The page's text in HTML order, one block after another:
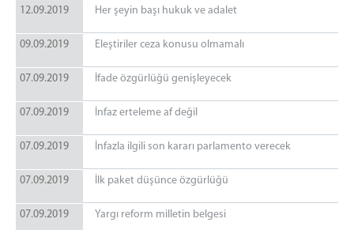
12.09.2019 Her şeyin başı hukuk ve adalet
09.09.2019 Eleştiriler ceza konusu olmamalı
07.09.2019 İfade özgürlüğü genişleyecek
07.09.2019 İnfaz erteleme af değil
07.09.2019 İnfazla ilgili son kararı parlamento verecek
07.09.2019 İlk paket düşünce özgürlüğü
07.09.2019 Yargı reform milletin belgesi